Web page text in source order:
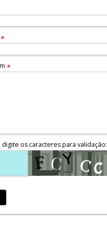
*
*
digite os caracteres para validação: